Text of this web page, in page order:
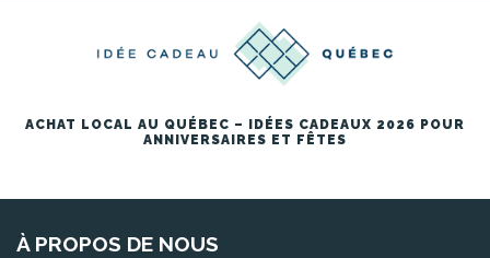
ACHAT LOCAL AU QUÉBEC – IDÉES CADEAUX 2026 POUR
ANNIVERSAIRES ET FÊTES
À PROPOS DE NOUS